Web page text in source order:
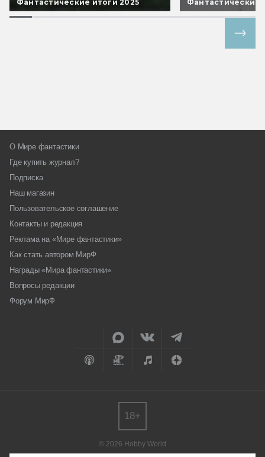
Фантастические итоги 2025 Фантастические
О Мире фантастики
Где купить журнал?
Подписка
Наш магазин
Пользовательское соглашение
Контакты и редакция
Реклама на «Мире фантастики»
Как стать автором МирФ
Награды «Мира фантастики»
Вопросы редакции
Форум МирФ
© 2026 Hobby World
18+